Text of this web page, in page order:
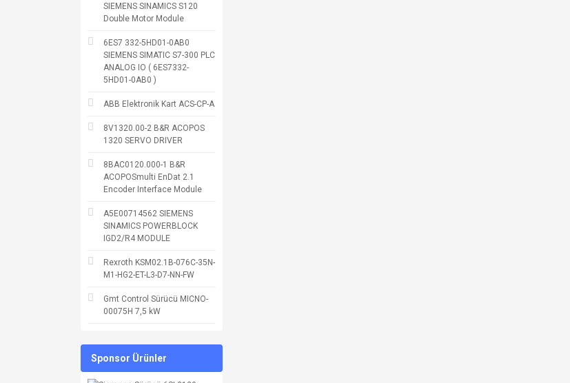
SIEMENS SINAMICS S120
Double Motor Module
6ES7 332-5HD01-0AB0
SIEMENS SIMATIC S7-300 PLC
ANALOG IO ( 6ES7332-
5HD01-0AB0 )
ABB Elektronik Kart ACS-CP-A
8V1320.00-2 B&R ACOPOS
1320 SERVO DRIVER
8BAC0120.000-1 B&R
ACOPOSmulti EnDat 2.1
Encoder Interface Module
A5E00714562 SIEMENS
SINAMICS POWERBLOCK
IGD2/R4 MODULE
Rexroth KSM02.1B-076C-35N-
M1-HG2-ET-L3-D7-NN-FW
Gmt Control Sürücü MICNO-
00075H 7,5 kW
Sponsor Ürünler